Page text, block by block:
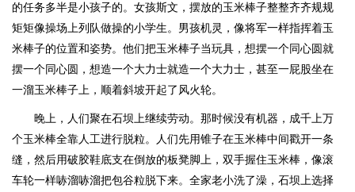
的任务多半是小孩子的。女孩斯文，摆放的玉米棒子整整齐齐规规
矩矩像操场上列队做操的小学生。男孩机灵，像将军一样指挥着玉
米棒子的位置和姿势。他们把玉米棒子当玩具，想摆一个同心圆就
摆一个同心圆，想造一个大力士就造一个大力士，甚至一屁股坐在
一溜玉米棒子上，顺着斜坡开起了风火轮。
晚上，人们聚在石坝上继续劳动。那时候没有机器，成千上万
个玉米棒全靠人工进行脱粒。人们先用锥子在玉米棒中间戳开一条
缝，然后用破胶鞋底支在倒放的板凳脚上，双手握住玉米棒，像滚
车轮一样哧溜哧溜把包谷粒脱下来。全家老小洗了澡，石坝上选择